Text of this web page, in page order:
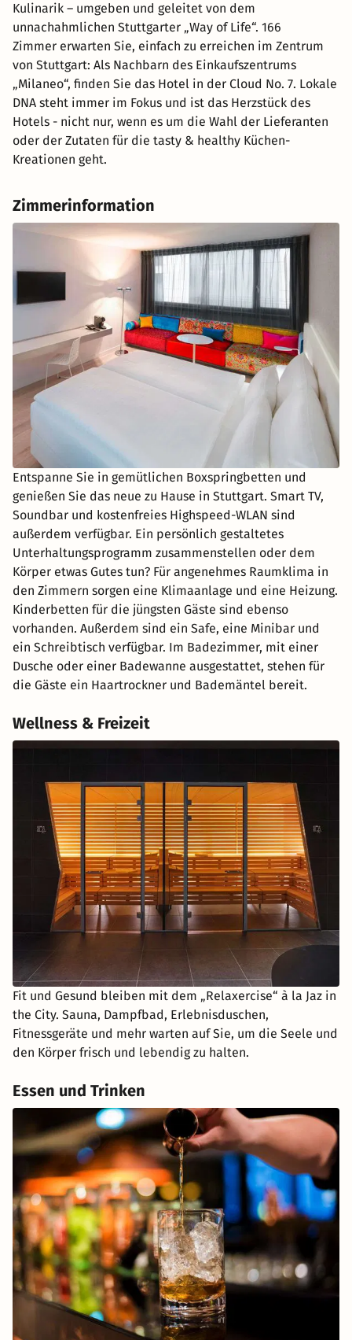
Kulinarik – umgeben und geleitet von dem
unnachahmlichen Stuttgarter „Way of Life“. 166
Zimmer erwarten Sie, einfach zu erreichen im Zentrum
von Stuttgart: Als Nachbarn des Einkaufszentrums
„Milaneo“, finden Sie das Hotel in der Cloud No. 7. Lokale
DNA steht immer im Fokus und ist das Herzstück des
Hotels - nicht nur, wenn es um die Wahl der Lieferanten
oder der Zutaten für die tasty & healthy Küchen-
Kreationen geht.
Zimmerinformation
Entspanne Sie in gemütlichen Boxspringbetten und
genießen Sie das neue zu Hause in Stuttgart. Smart TV,
Soundbar und kostenfreies Highspeed-WLAN sind
außerdem verfügbar. Ein persönlich gestaltetes
Unterhaltungsprogramm zusammenstellen oder dem
Körper etwas Gutes tun? Für angenehmes Raumklima in
den Zimmern sorgen eine Klimaanlage und eine Heizung.
Kinderbetten für die jüngsten Gäste sind ebenso
vorhanden. Außerdem sind ein Safe, eine Minibar und
ein Schreibtisch verfügbar. Im Badezimmer, mit einer
Dusche oder einer Badewanne ausgestattet, stehen für
die Gäste ein Haartrockner und Bademäntel bereit.
Wellness & Freizeit
Fit und Gesund bleiben mit dem „Relaxercise“ à la Jaz in
the City. Sauna, Dampfbad, Erlebnisduschen,
Fitnessgeräte und mehr warten auf Sie, um die Seele und
den Körper frisch und lebendig zu halten.
Essen und Trinken